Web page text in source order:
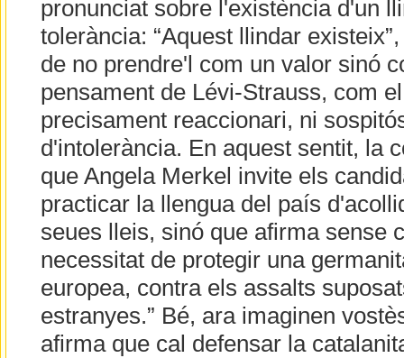
pronunciat sobre l'existència d'un
tolerància: “Aquest llindar
de no prendre'l com un valor sinó
pensament de Lévi-Strauss, com
precisament reaccionari, ni
d'intolerància. En aquest sentit, la
que Angela Merkel invite els
practicar la llengua del país
seues lleis, sinó que afirma sense
necessitat de protegir una
europea, contra els assalts
estranyes.” Bé, ara imaginen
afirma que cal defensar la